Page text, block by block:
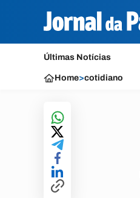
Últimas Notícias
Home>cotidiano